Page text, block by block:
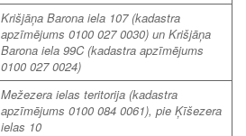
Krišjāņa Barona iela 107 (kadastra
apzīmējums 0100 027 0030) un Krišjāņa
Barona iela 99C (kadastra apzīmējums
0100 027 0024)
Mežezera ielas teritorija (kadastra
apzīmējums 0100 084 0061), pie Ķīšezera
ielas 10